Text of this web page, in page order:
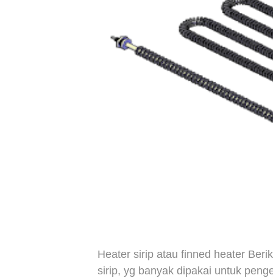
Heater sirip atau finned heater B
sirip, yg banyak dipakai untuk